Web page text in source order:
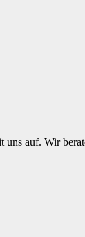
uns auf. Wir